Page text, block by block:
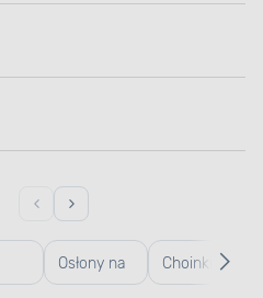
Osłony na Choinki